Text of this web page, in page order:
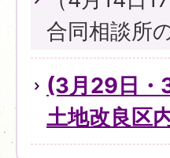
合同相談所
(3月29日・
土地改良区